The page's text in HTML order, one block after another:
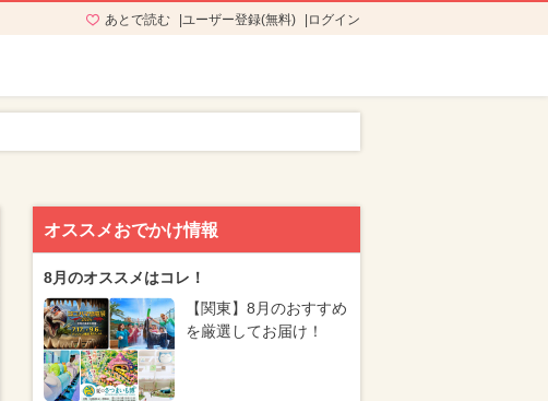
あとで読む ユーザー登録(無料) ログイン
オススメおでかけ情報
8月のオススメはコレ！
【関東】8月のおすすめ
を厳選してお届け！